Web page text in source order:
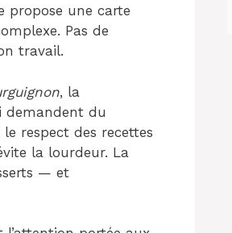
propose une carte
Pas de
travail.
, la
demandent du
respect des recettes
la lourdeur. La
— et